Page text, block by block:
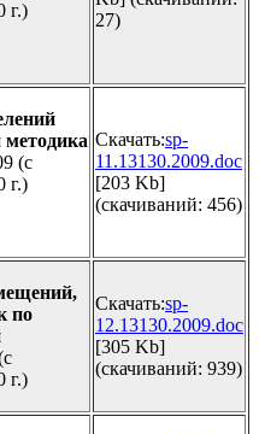
г.)
27)
(с
г.)
Скачать:sp-
11.13130.2009.doc
[203 Kb]
(cкачиваний: 456)
по
г.)
Скачать:sp-
12.13130.2009.doc
[305 Kb]
(cкачиваний: 939)